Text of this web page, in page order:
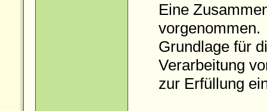
Eine
vorgenommen.
Grundlage für
Verarbeitung
zur Erfüllung